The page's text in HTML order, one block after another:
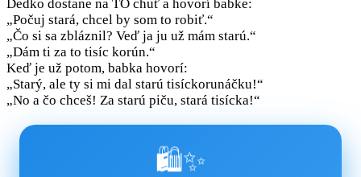
Dedko dostane na TO chuť a hovorí babke:
„Počuj stará, chcel by som to robiť.“
„Čo si sa zbláznil? Veď ja ju už mám starú.“
„Dám ti za to tisíc korún.“
Keď je už potom, babka hovorí:
„Starý, ale ty si mi dal starú tisíckorunáčku!“
„No a čo chceš! Za starú piču, stará tisícka!“
🛍️✨